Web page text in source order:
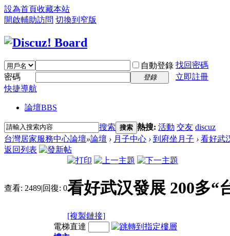
設為首頁收藏本站
開啟輔助訪問 切換到窄版
自動登錄 找回密碼
密碼
登錄
立即註冊
快捷導航
論壇BBS
搜索 搜索 熱搜: 活動 交友 discuz
台灣居家服務中心論壇»論壇 › 月子中心 › 到府坐月子 › 看好武
返回列表
查看: 2489|回復: 0看好武汉發展 200多“
[複製鏈接]
電梯直達